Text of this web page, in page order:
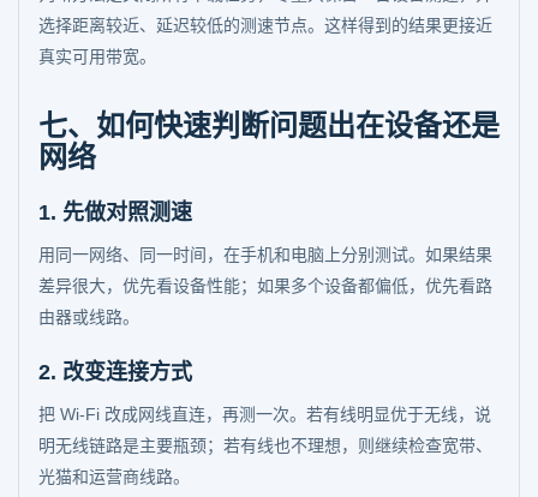
选择距离较近、延迟较低的测速节点。这样得到的结果更接近
真实可用带宽。
七、如何快速判断问题出在设备还是
网络
1. 先做对照测速
用同一网络、同一时间，在手机和电脑上分别测试。如果结果
差异很大，优先看设备性能；如果多个设备都偏低，优先看路
由器或线路。
2. 改变连接方式
把 Wi-Fi 改成网线直连，再测一次。若有线明显优于无线，说
明无线链路是主要瓶颈；若有线也不理想，则继续检查宽带、
光猫和运营商线路。